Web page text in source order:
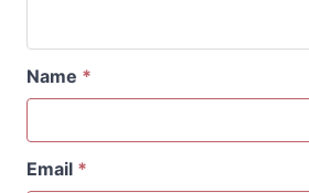
Name *
Email *